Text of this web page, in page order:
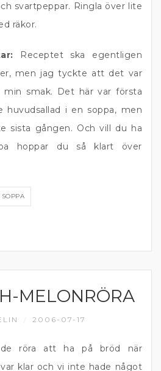
svartpeppar. Ringla över lite
räkor.
Receptet ska egentligen
men jag tyckte att det var
min smak. Det här var första
huvudsallad i en soppa, men
sista gången. Och vill du ha
hoppar du så klart över
SOPPA
MELONRÖRA
2006-07-17
röra att ha på bröd när
klar och vi inte hade något